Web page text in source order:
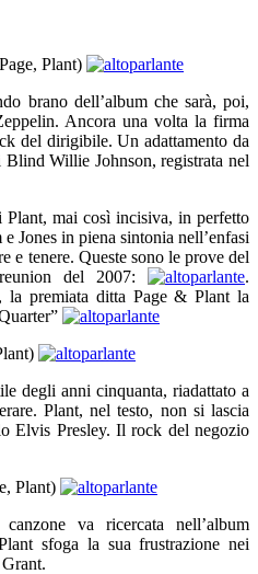
Plant)
brano dell’album che sarà, poi,
Ancora una volta la firma
del dirigibile. Un adattamento da
Willie Johnson, registrata nel
mai così incisiva, in perfetto
Jones in piena sintonia nell’enfasi
e tenere. Queste sono le prove del
del 2007:
.
la premiata ditta Page & Plant la
degli anni cinquanta, riadattato a
Plant, nel testo, non si lascia
Elvis Presley. Il rock del negozio
Plant)
va ricercata nell’album
sfoga la sua frustrazione nei